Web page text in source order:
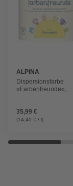
ALPINA
Dispersionsfarbe
»Farbenfreunde«,
35,99 €
(14,40 € / l)